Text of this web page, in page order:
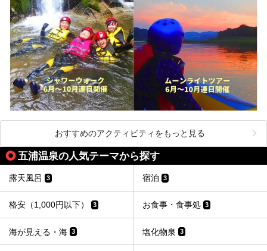
おすすめのアクティビティをもっと見る
五浦温泉の人気テーマから探す
露天風呂 3 宿泊 3
格安（1,000円以下） 3 お食事・食事処 3
海が見える・海 3 塩化物泉 3